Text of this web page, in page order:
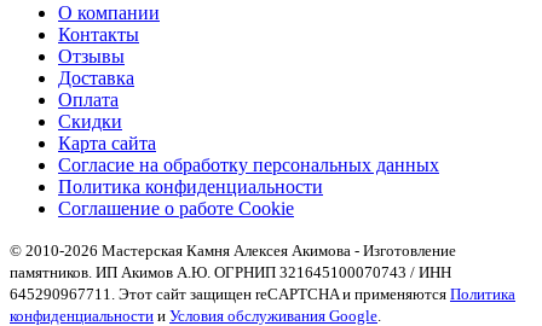
О компании
Контакты
Отзывы
Доставка
Оплата
Скидки
Карта сайта
Согласие на обработку персональных данных
Политика конфиденциальности
Соглашение о работе Cookie
© 2010-2026 Мастерская Камня Алексея Акимова - Изготовление
памятников. ИП Акимов А.Ю. ОГРНИП 321645100070743 / ИНН
645290967711. Этот сайт защищен reCAPTCHA и применяются Политика
конфиденциальности и Условия обслуживания Google